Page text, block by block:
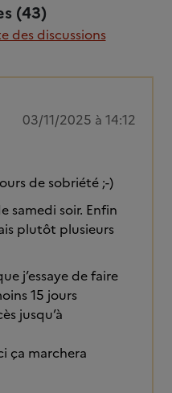
(43)
des discussions
03/11/2025 à 14:12
de sobriété ;-)
samedi soir. Enfin
plutôt plusieurs
j’essaye de faire
15 jours
jusqu’à
ça marchera